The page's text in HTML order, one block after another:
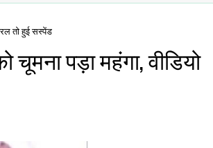
तो हुई सस्पेंड
पड़ा महंगा, वीडियो